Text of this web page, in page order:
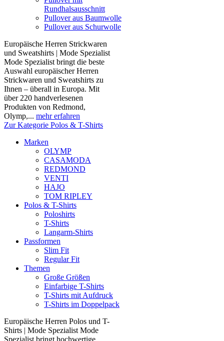
Rundhalsausschnitt
Pullover aus Baumwolle
Pullover aus Schurwolle
Europäische Herren Strickwaren
und Sweatshirts | Mode Spezialist
Mode Spezialist bringt die beste
Auswahl europäischer Herren
Strickwaren und Sweatshirts zu
Ihnen – überall in Europa. Mit
über 220 handverlesenen
Produkten von Redmond,
Olymp,... mehr erfahren
Zur Kategorie Polos & T-Shirts
Marken
OLYMP
CASAMODA
REDMOND
VENTI
HAJO
TOM RIPLEY
Polos & T-Shirts
Poloshirts
T-Shirts
Langarm-Shirts
Passformen
Slim Fit
Regular Fit
Themen
Große Größen
Einfarbige T-Shirts
T-Shirts mit Aufdruck
T-Shirts im Doppelpack
Europäische Herren Polos und T-
Shirts | Mode Spezialist Mode
Spezialist bringt hochwertige